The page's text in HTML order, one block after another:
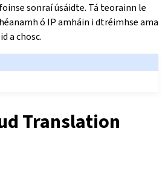
sonraí úsáidte. Tá teorainn le
ó IP amháin i dtréimhse ama
a chosc.
Translation